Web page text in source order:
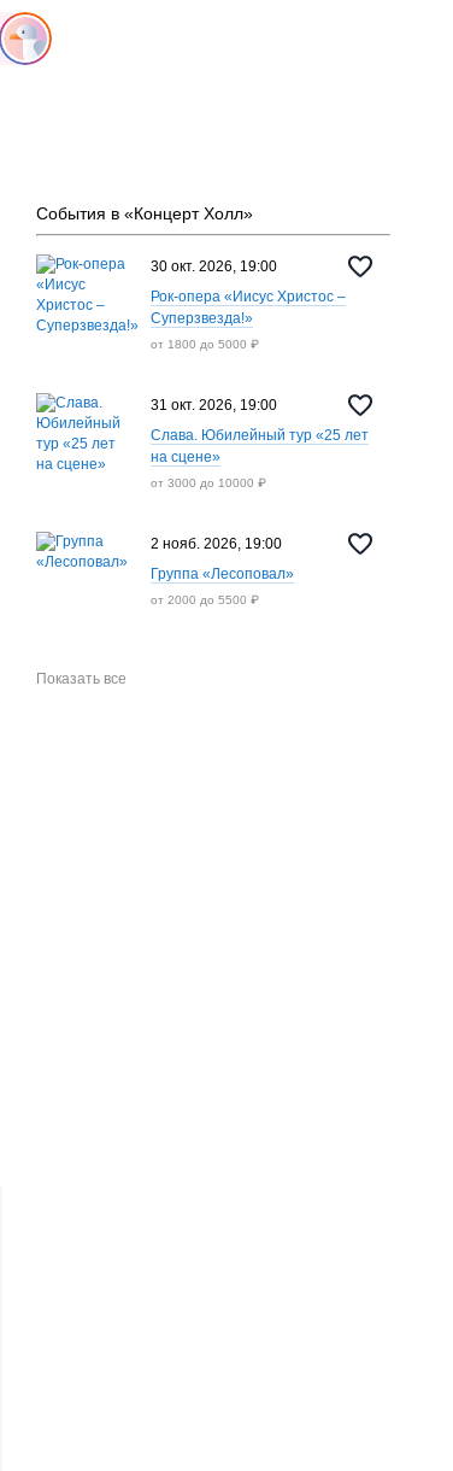
События в «Концерт Холл»
30 окт. 2026, 19:00
Рок-опера «Иисус Христос –
Суперзвезда!»
от 1800 до 5000 ₽
31 окт. 2026, 19:00
Слава. Юбилейный тур «25 лет
на сцене»
от 3000 до 10000 ₽
2 нояб. 2026, 19:00
Группа «Лесоповал»
от 2000 до 5500 ₽
Показать все